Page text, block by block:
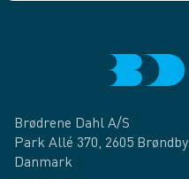
Brødrene Dahl A/S
Park Allé 370, 2605 Brøndby
Danmark